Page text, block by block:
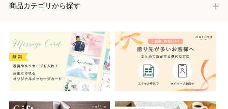
商品カテゴリから探す